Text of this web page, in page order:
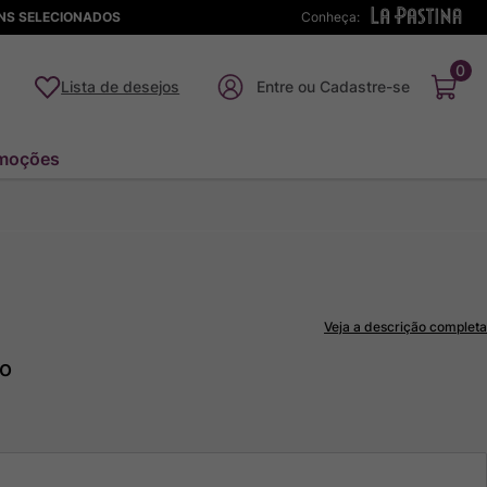
Conheça:
SELECIONADOS
Lista de desejos
0
Veja a descrição completa